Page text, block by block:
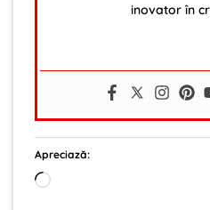
inovator în
Apreciază:
Încarc...